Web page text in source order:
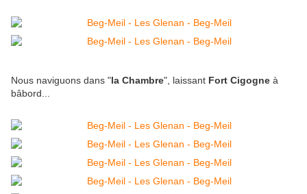
Nous naviguons dans "la Chambre", laissant Fort Cigogne à
bâbord...